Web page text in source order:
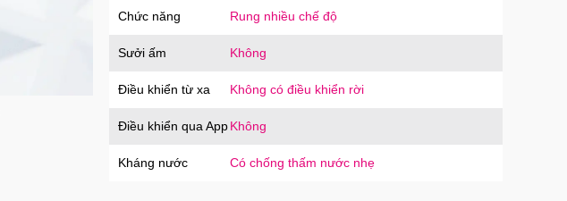
Chức năng Rung nhiều chế độ
Sưởi ấm Không
Điều khiển từ xa Không có điều khiển rời
Điều khiển qua AppKhông
Kháng nước Có chống thấm nước nhẹ